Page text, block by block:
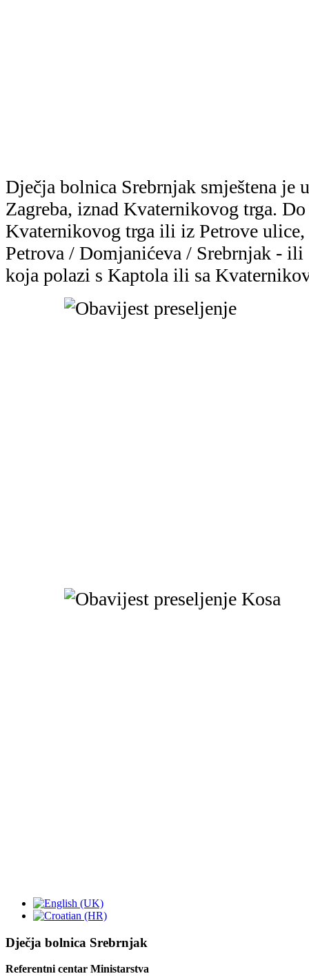
Dječja bolnica Srebrnjak smještena je
Zagreba, iznad Kvaternikovog trga.
Kvaternikovog trga ili iz Petrove
Petrova / Domjanićeva / Srebrnjak -
koja polazi s Kaptola ili sa
Dječja bolnica Srebrnjak
Referentni centar Ministarstva